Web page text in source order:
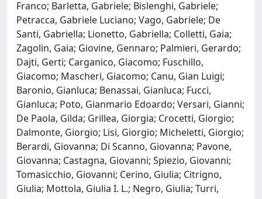
Franco; Barletta, Gabriele; Bislenghi, Gabriele;
Petracca, Gabriele Luciano; Vago, Gabriele; De
Santi, Gabriella; Lionetto, Gabriella; Colletti, Gaia;
Zagolin, Gaia; Giovine, Gennaro; Palmieri, Gerardo;
Dajti, Gerti; Carganico, Giacomo; Fuschillo,
Giacomo; Mascheri, Giacomo; Canu, Gian Luigi;
Baronio, Gianluca; Benassai, Gianluca; Fucci,
Gianluca; Poto, Gianmario Edoardo; Versari, Gianni;
De Paola, Gilda; Grillea, Giorgia; Crocetti, Giorgio;
Dalmonte, Giorgio; Lisi, Giorgio; Micheletti, Giorgio;
Berardi, Giovanna; Di Scanno, Giovanna; Pavone,
Giovanna; Castagna, Giovanni; Spiezio, Giovanni;
Tomasicchio, Giovanni; Cerino, Giulia; Citrigno,
Giulia; Mottola, Giulia I. L.; Negro, Giulia; Turri,